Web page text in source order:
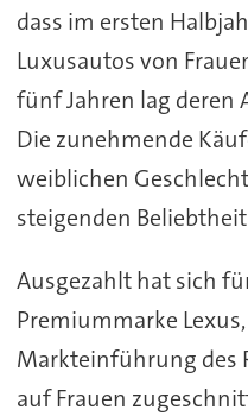
dass im ersten
Luxusautos von
fünf Jahren lag deren
Die zunehmende
weiblichen
steigenden
Ausgezahlt hat sich
Premiummarke
Markteinführung des
auf Frauen